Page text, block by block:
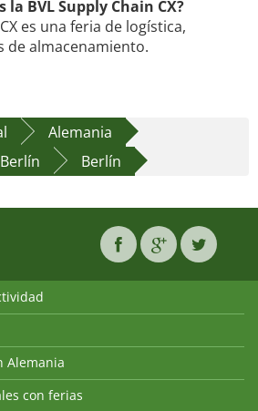
la BVL Supply Chain CX?
es una feria de logística,
de almacenamiento.
Alemania
Berlín
Alemania
con ferias